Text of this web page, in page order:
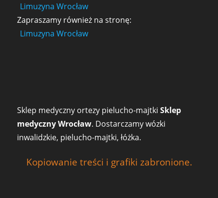
Limuzyna Wrocław
Zapraszamy również na stronę:
Limuzyna Wrocław
Sklep medyczny ortezy pielucho-majtki Sklep
medyczny Wrocław. Dostarczamy wózki
inwalidzkie, pielucho-majtki, łóżka.
Kopiowanie treści i grafiki zabronione.